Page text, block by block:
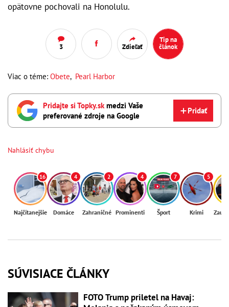
opätovne pochovali na Honolulu.
3 Zdieľať
Tip na
článok
Viac o téme: Obete, Pearl Harbor
Pridajte si Topky.sk medzi Vaše
preferované zdroje na Google
Pridať
Nahlásiť chybu
16
Najčítanejšie
4
Domáce
2
Zahraničné
4
Prominenti
7
Šport
5
Krimi
SÚVISIACE ČLÁNKY
FOTO Trump priletel na Havaj: